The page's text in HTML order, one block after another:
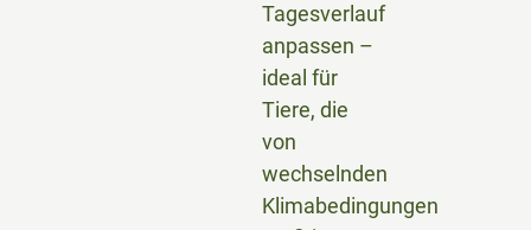
Tagesverlauf
anpassen –
ideal für
Tiere, die
von
wechselnden
Klimabedingungen